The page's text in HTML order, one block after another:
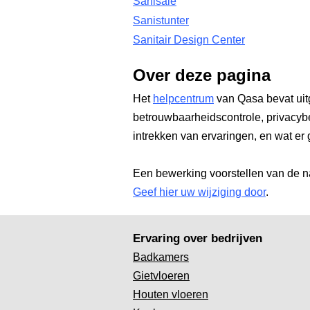
Sanistunter
Sanitair Design Center
Over deze pagina
Het helpcentrum van Qasa bevat
betrouwbaarheidscontrole,
intrekken van ervaringen, en wat
Een bewerking voorstellen van de
Geef hier uw wijziging door.
Ervaring over bedrijven
Badkamers
Gietvloeren
Houten vloeren